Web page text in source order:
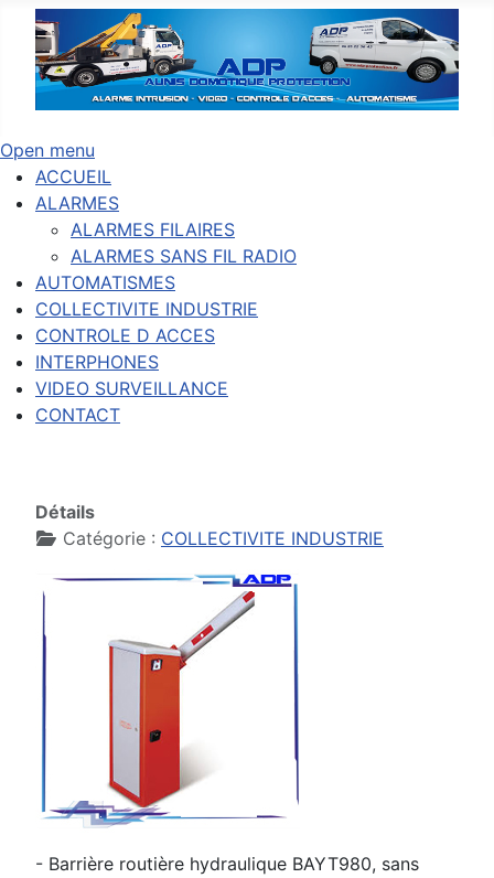
Open menu
ACCUEIL
ALARMES
ALARMES FILAIRES
ALARMES SANS FIL RADIO
AUTOMATISMES
COLLECTIVITE INDUSTRIE
CONTROLE D ACCES
INTERPHONES
VIDEO SURVEILLANCE
CONTACT
Détails
Catégorie : COLLECTIVITE INDUSTRIE
- Barrière routière hydraulique BAYT980, sans